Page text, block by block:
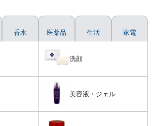
洗顔
美容液・ジェル
香水 医薬品 生活 家電